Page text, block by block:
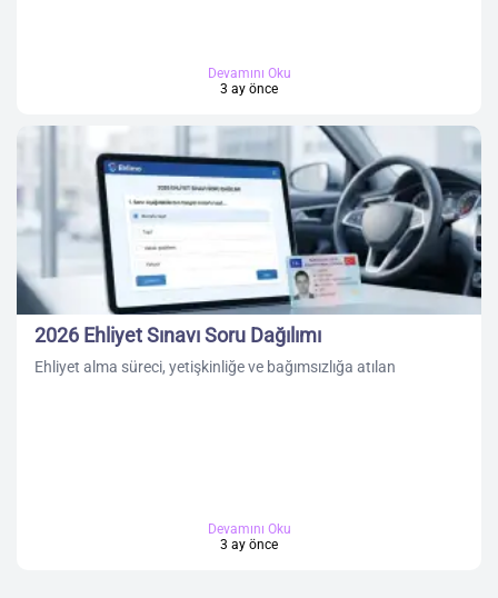
Devamını Oku
3 ay önce
2026 Ehliyet Sınavı Soru Dağılımı
Ehliyet alma süreci, yetişkinliğe ve bağımsızlığa atılan
Devamını Oku
3 ay önce